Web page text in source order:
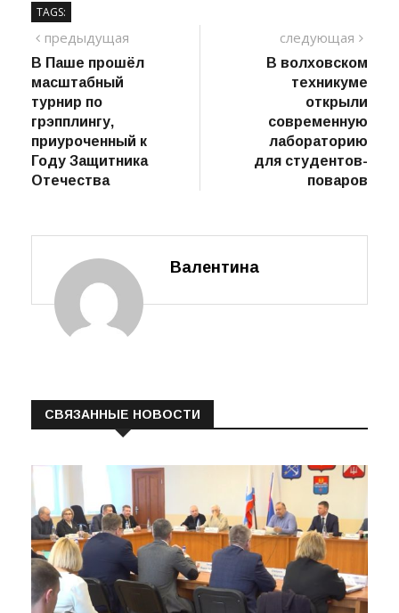
TAGS:
Навигация
по
записям
предыдущая
В Паше прошёл
масштабный
турнир по
грэпплингу,
приуроченный к
Году Защитника
Отечества
следующая
В волховском
техникуме
открыли
современную
лабораторию
для студентов-
поваров
Валентина
СВЯЗАННЫЕ НОВОСТИ